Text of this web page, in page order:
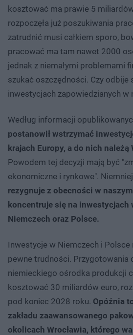
kosztować ma prawie 5
rozpoczęła już poszukiwania
zatrudnić musi całkiem sporo,
pracować ma tam nawet 2000
jednak z niemałymi problemami
szukać oszczędności. Czy odbije
inwestycjach zapowiedzianych w
Według informacji
postanowił wstrzymać
krajach Europy, a do nich należą
Powodem tej decyzji mają być
ekonomiczne i rynkowe".
rezygnuje z obecności w
koncentruje się na inwestycjach
Niemczech oraz Polsce.
Inwestycje w Niemczech i Polsce
pewne trudności. Przygotowania
niemieckiego ośrodka produkcji
kosztować 30 miliardów euro,
pod koniec 2028 roku. Opóźnia
zakładu zaawansowanego
okolicach Wrocławia, którego